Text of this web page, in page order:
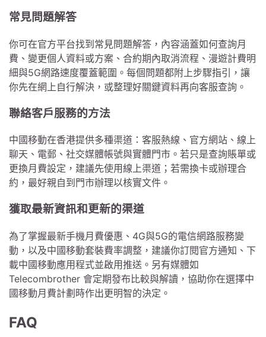
常見問題解答
你可在官方平台找到常見問題解答，內容涵蓋如何查詢月
費、變更個人資料或方案、合約期內取消流程、漫遊計費明
細與5G網路速度覆蓋範圍。每個問題都附上步驟指引，讓
你先在網上自行解決，或整理好關鍵資料再向客服查詢。
聯絡客戶服務的方法
中國移動在香港提供多種渠道：客服熱線、官方網站、線上
聊天、電郵、社交媒體帳號與實體門市。若只是查詢賬單或
更換月費設定，建議先使用線上渠道；若需換卡或辦理合
約，最好親自到門市辦理以核實文件。
獲取最新資訊和更新的渠道
為了掌握最新手機月費優惠、4G與5G的電信網路服務變
動，以及中國移動套裝費率調整，建議你訂閱官方通知、下
載中國移動應用程式並啟用推送。另有媒體如
Telecombrother 會定期發布比較與解讀，協助你在選擇中
國移動月費計劃時作出更明智的決定。
FAQ